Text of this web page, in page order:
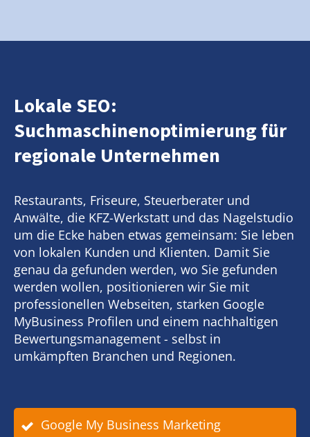
Lokale SEO:
Suchmaschinenoptimierung für
regionale Unternehmen
Restaurants, Friseure, Steuerberater und
Anwälte, die KFZ-Werkstatt und das Nagelstudio
um die Ecke haben etwas gemeinsam: Sie leben
von lokalen Kunden und Klienten. Damit Sie
genau da gefunden werden, wo Sie gefunden
werden wollen, positionieren wir Sie mit
professionellen Webseiten, starken Google
MyBusiness Profilen und einem nachhaltigen
Bewertungsmanagement - selbst in
umkämpften Branchen und Regionen.
Google My Business Marketing